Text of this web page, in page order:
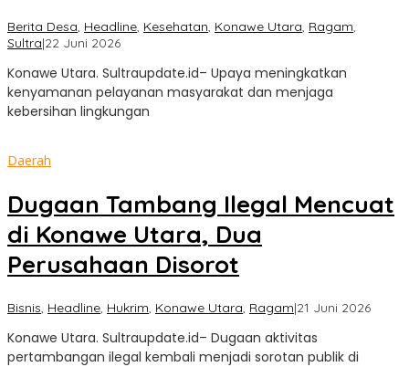
Berita Desa, Headline, Kesehatan, Konawe Utara, Ragam,
Sultra|22 Juni 2026oleh
Update
Konawe Utara. Sultraupdate.id– Upaya meningkatkan
kenyamanan pelayanan masyarakat dan menjaga
kebersihan lingkungan
Daerah
Dugaan Tambang Ilegal Mencuat
di Konawe Utara, Dua
Perusahaan Disorot
Bisnis, Headline, Hukrim, Konawe Utara, Ragam|21 Juni 2026oleh
Konawe Utara. Sultraupdate.id– Dugaan aktivitas
pertambangan ilegal kembali menjadi sorotan publik di